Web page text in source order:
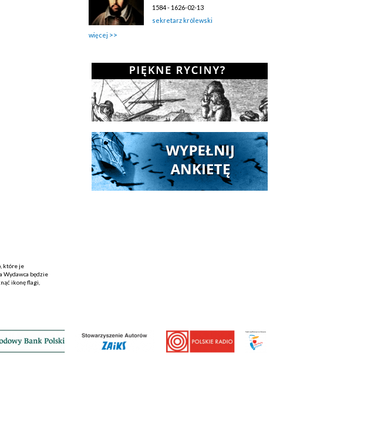
które je
Wydawca będzie
ikonę flagi,
1584 - 1626-02-13
sekretarz królewski
więcej